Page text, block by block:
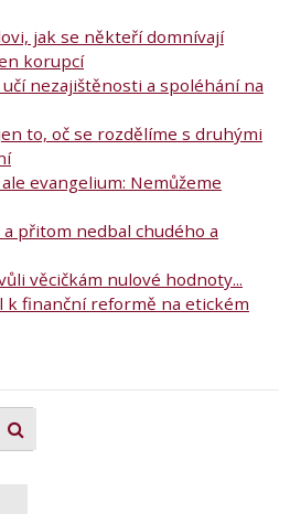
jak se někteří domnívají
korupcí
nezajištěnosti a spoléhání na
to, oč se rozdělíme s druhými
evangelium: Nemůžeme
přitom nedbal chudého a
věcičkám nulové hodnoty...
k finanční reformě na etickém